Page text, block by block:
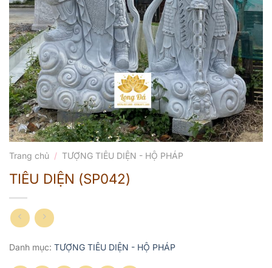
Trang chủ / TƯỢNG TIÊU DIỆN - HỘ PHÁP
TIÊU DIỆN (SP042)
Danh mục: TƯỢNG TIÊU DIỆN - HỘ PHÁP